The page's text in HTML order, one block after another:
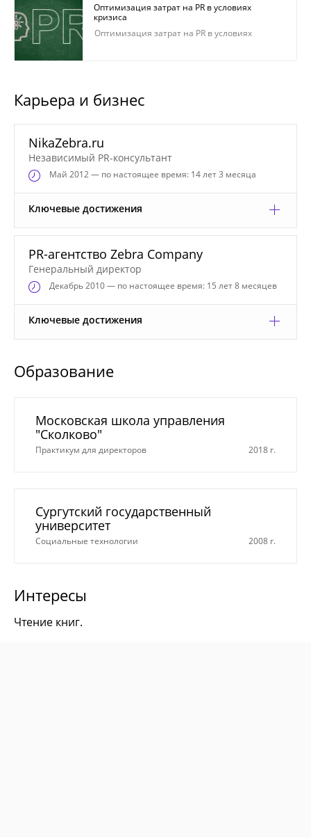
Оптимизация затрат на PR в условиях
кризиса
Оптимизация затрат на PR в условиях
Карьера и бизнес
NikaZebra.ru
Независимый PR-консультант
Май 2012 — по настоящее время: 14 лет 3 месяца
Ключевые достижения
PR-агентство Zebra Company
Генеральный директор
Декабрь2010 — по настоящее время: 15 лет 8 месяцев
Ключевые достижения
Образование
Московская школа управления
"Сколково"
Практикум для директоров 2018 г.
Сургутский государственный
университет
Социальные технологии 2008 г.
Интересы
Чтение книг.